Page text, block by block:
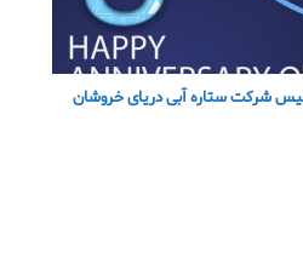
شرکت ستاره آبی دریای خروشان